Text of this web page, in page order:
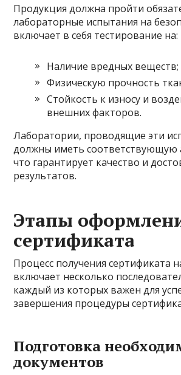
Продукция должна пройти
лабораторные испытания на
включает в себя тестирование на:
Наличие вредных веществ;
Физическую прочность
Стойкость к износу и
внешних факторов.
Лаборатории, проводящие эти
должны иметь соответствующую
что гарантирует качество и
результатов.
Этапы
сертификата
Процесс получения сертификата
включает несколько
каждый из которых важен для
завершения процедуры
Подготовка
документов